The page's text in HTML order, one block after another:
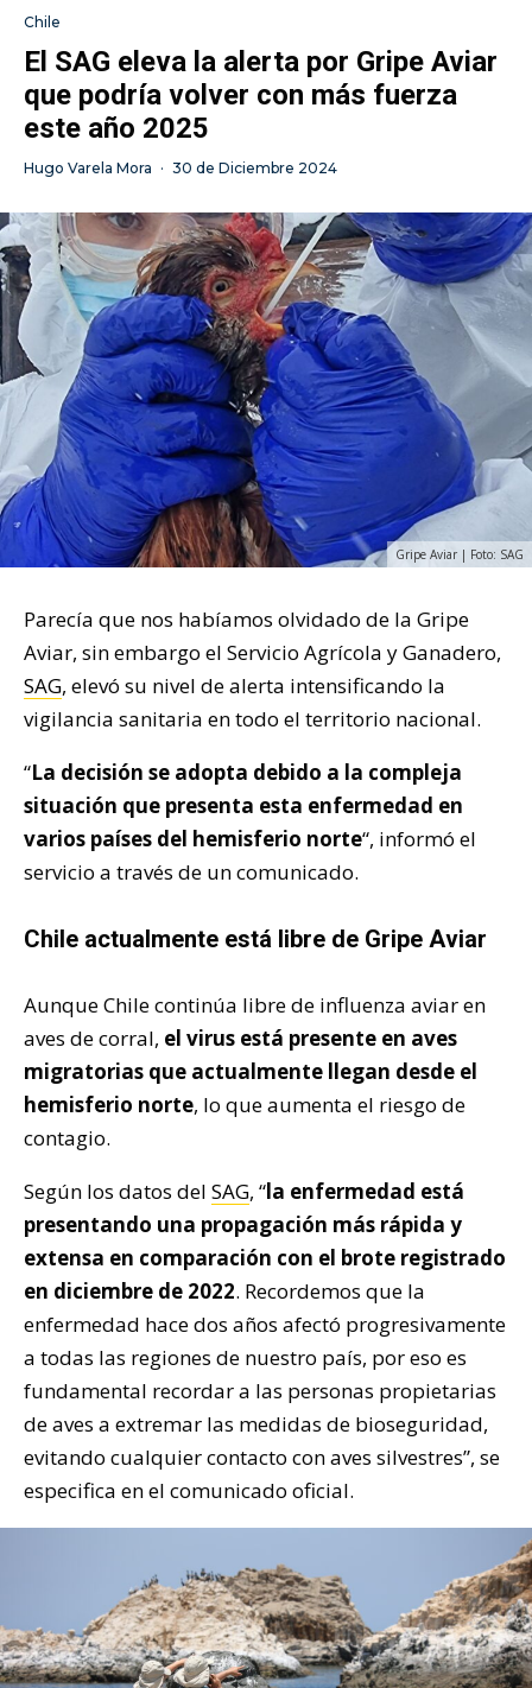
Chile
El SAG eleva la alerta por Gripe Aviar
que podría volver con más fuerza
este año 2025
Hugo Varela Mora · 30 de Diciembre 2024
Gripe Aviar | Foto: SAG
Parecía que nos habíamos olvidado de la Gripe
Aviar, sin embargo el Servicio Agrícola y Ganadero,
SAG, elevó su nivel de alerta intensificando la
vigilancia sanitaria en todo el territorio nacional.
“La decisión se adopta debido a la compleja
situación que presenta esta enfermedad en
varios países del hemisferio norte“, informó el
servicio a través de un comunicado.
Chile actualmente está libre de Gripe Aviar
Aunque Chile continúa libre de influenza aviar en
aves de corral, el virus está presente en aves
migratorias que actualmente llegan desde el
hemisferio norte, lo que aumenta el riesgo de
contagio.
Según los datos del SAG, “la enfermedad está
presentando una propagación más rápida y
extensa en comparación con el brote registrado
en diciembre de 2022. Recordemos que la
enfermedad hace dos años afectó progresivamente
a todas las regiones de nuestro país, por eso es
fundamental recordar a las personas propietarias
de aves a extremar las medidas de bioseguridad,
evitando cualquier contacto con aves silvestres”, se
especifica en el comunicado oficial.